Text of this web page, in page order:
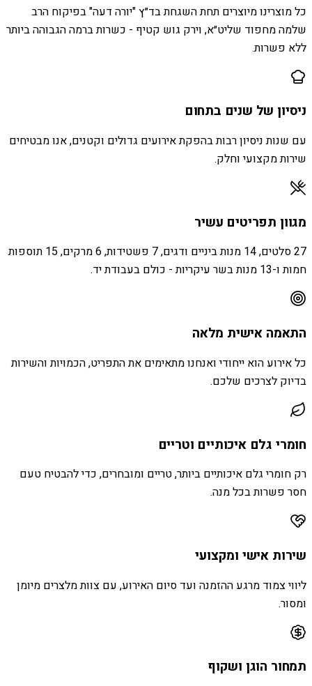
כל מוצרינו מיוצרים תחת השגחת בד״ץ "יורה דעה" בפיקוח הרב
שלמה מחפוד שליט״א, וירק גוש קטיף - כשרות ברמה הגבוהה ביותר
ללא פשרות.
ניסיון של שנים בתחום
עם שנות ניסיון רבות בהפקת אירועים גדולים וקטנים, אנו מבטיחים
שירות מקצועי וחלק.
מגוון תפריטים עשיר
27 סלטים, 14 מנות ביניים ודגים, 7 פשטידות, 6 מרקים, 15 תוספות
חמות ו-13 מנות בשר עיקריות - כולם בעבודת יד.
התאמה אישית מלאה
כל אירוע הוא ייחודי ואנחנו מתאימים את התפריט, הכמויות והשירות
בדיוק לצרכים שלכם.
חומרי גלם איכותיים וטריים
רק חומרי גלם איכותיים ביותר, טריים ומובחרים, כדי להבטיח טעם
חסר פשרות בכל מנה.
שירות אישי ומקצועי
ליווי צמוד מרגע ההזמנה ועד סיום האירוע, עם צוות מלצרים מיומן
ומסור.
תמחור הוגן ושקוף